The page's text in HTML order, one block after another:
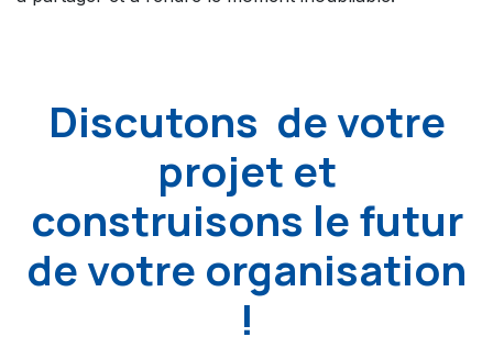
Discutons de votre
projet et
construisons le futur
de votre organisation
!